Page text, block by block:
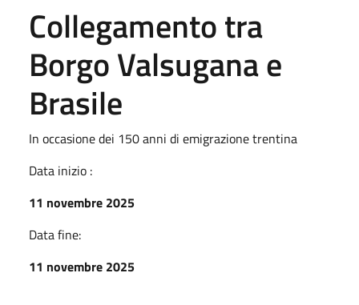
Collegamento tra
Borgo Valsugana e
Brasile
In occasione dei 150 anni di emigrazione trentina
Data inizio :
11 novembre 2025
Data fine:
11 novembre 2025